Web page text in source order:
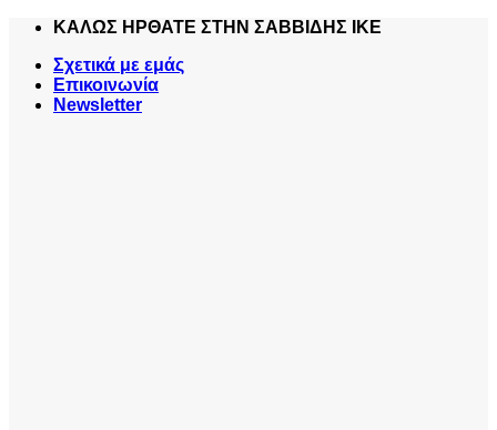
Skip
content
ΚΑΛΩΣ ΗΡΘΑΤΕ ΣΤΗΝ ΣΑΒΒΙΔΗΣ ΙΚΕ
Σχετικά με εμάς
Επικοινωνία
Newsletter